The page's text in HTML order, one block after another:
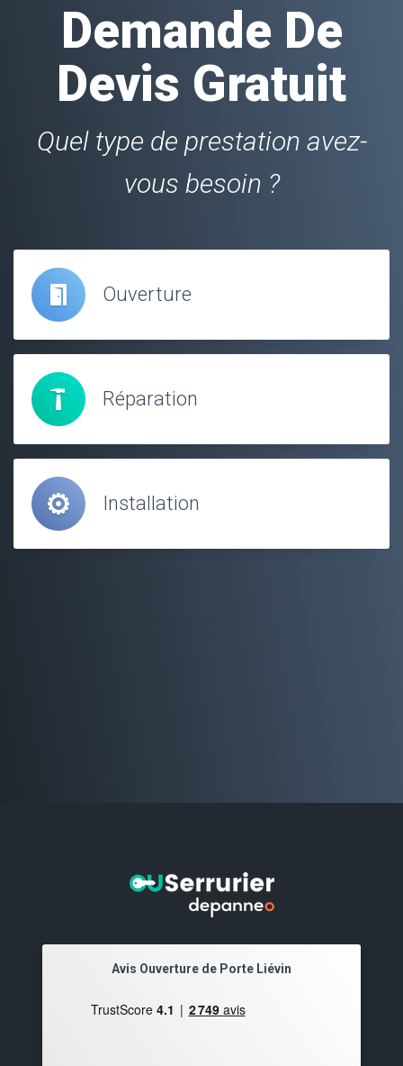
Demande De
Devis Gratuit
Quel type de prestation avez-
vous besoin ?
Ouverture
Réparation
Installation
Avis Ouverture de Porte Liévin